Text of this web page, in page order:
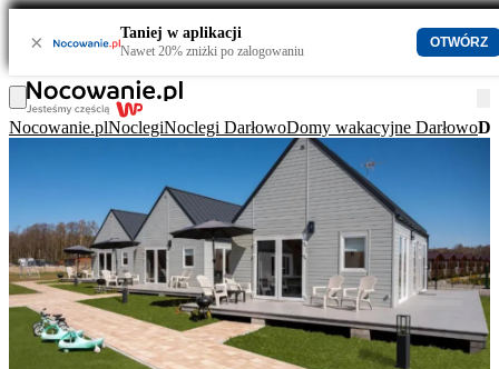
× Taniej w aplikacji
Nawet 20% zniżki po zalogowaniu
OTWÓRZ
Nocowanie.plNoclegiNoclegi DarłowoDomy wakacyjne Darłowo